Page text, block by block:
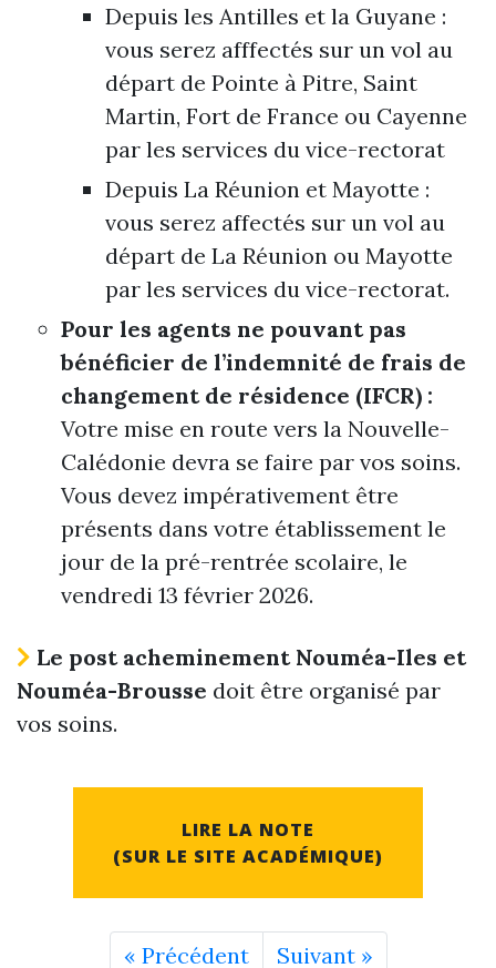
Depuis les Antilles et la Guyane :
vous serez afffectés sur un vol au
départ de Pointe à Pitre, Saint
Martin, Fort de France ou Cayenne
par les services du vice-rectorat
Depuis La Réunion et Mayotte :
vous serez affectés sur un vol au
départ de La Réunion ou Mayotte
par les services du vice-rectorat.
Pour les agents ne pouvant pas
bénéficier de l’indemnité de frais de
changement de résidence (IFCR) :
Votre mise en route vers la Nouvelle-
Calédonie devra se faire par vos soins.
Vous devez impérativement être
présents dans votre établissement le
jour de la pré-rentrée scolaire, le
vendredi 13 février 2026.
Le post acheminement Nouméa-Iles et
Nouméa-Brousse doit être organisé par
vos soins.
LIRE LA NOTE
(SUR LE SITE ACADÉMIQUE)
« Précédent Suivant »